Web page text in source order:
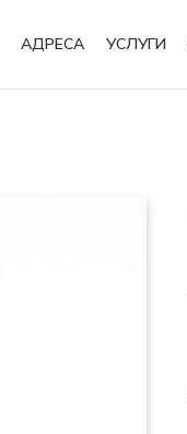
АДРЕСА УСЛУГИ